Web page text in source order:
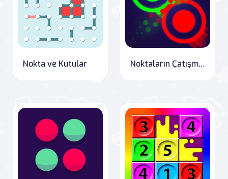
Nokta ve Kutular Noktaların Çatışması